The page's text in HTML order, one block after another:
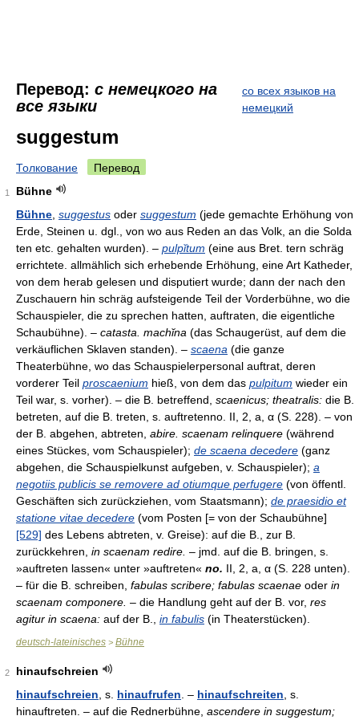
Перевод: с немецкого на
все языки
со всех языков на
немецкий
suggestum
Толкование Перевод
1
Bühne
Bühne suggestus oder suggestum (jede gemachte Erhöhung von
Erde, Steinen u. dgl., von wo aus Reden an das Volk, an die Solda
ten etc. gehalten wurden). – pulpĭtum (eine aus Bret. tern schräg
errichtete. allmählich sich erhebende Erhöhung, eine Art Katheder,
von dem herab gelesen und disputiert wurde; dann der nach den
Zuschauern hin schräg aufsteigende Teil der Vorderbühne, wo die
Schauspieler, die zu sprechen hatten, auftraten, die eigentliche
Schaubühne). – catasta. machĭna (das Schaugerüst, auf dem die
verkäuflichen Sklaven standen). – scaena (die ganze
Theaterbühne, wo das Schauspielerpersonal auftrat, deren
vorderer Teil proscaenium hieß, von dem das pulpitum wieder ein
Teil war, s. vorher). – die B. betreffend, scaenicus; theatralis: die B.
betreten, auf die B. treten, s. auftretenno. II, 2, a, α (S. 228). – von
der B. abgehen, abtreten, abire. scaenam relinquere (während
eines Stückes, vom Schauspieler); de scaena decedere (ganz
abgehen, die Schauspielkunst aufgeben, v. Schauspieler); a
negotiis publicis se removere ad otiumque perfugere (von öffentl.
Geschäften sich zurückziehen, vom Staatsmann); de praesidio et
statione vitae decedere (vom Posten [= von der Schaubühne]
[529] des Lebens abtreten, v. Greise): auf die B., zur B.
zurückkehren, in scaenam redire. – jmd. auf die B. bringen, s.
»auftreten lassen« unter »auftreten« no. II, 2, a, α (S. 228 unten).
– für die B. schreiben, fabulas scribere; fabulas scaenae oder in
scaenam componere. – die Handlung geht auf der B. vor, res
agitur in scaena: auf der B., in fabulis (in Theaterstücken).
deutsch-lateinisches > Bühne
2
hinaufschreien
hinaufschreien , s. hinaufrufen . – hinaufschreiten , s.
hinauftreten. – auf die Rednerbühne, ascendere in suggestum;